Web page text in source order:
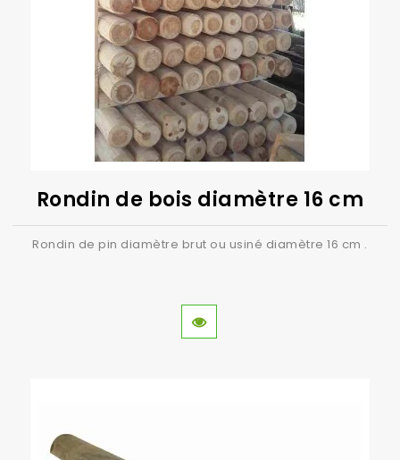
Rondin de bois diamètre 16 cm
Rondin de pin diamètre brut ou usiné diamètre 16 cm .